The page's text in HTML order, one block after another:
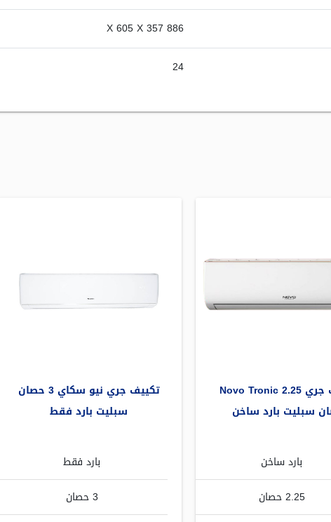
886 X 605 X 357
24
تكييف جري Novo Tronic 2.25
سبليت بارد ساخن
بارد ساخن
2.25 حصان
تكييف جري نيو سكاي 3 حصان
سبليت بارد فقط
بارد فقط
3 حصان